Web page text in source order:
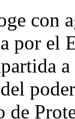
con
por el
de